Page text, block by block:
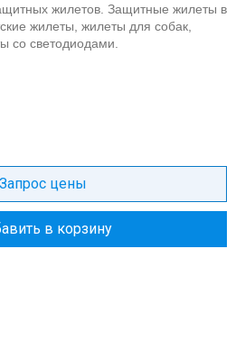
жилетов. Защитные жилеты в
жилеты, жилеты для собак,
со светодиодами.
Запрос цены
в корзину